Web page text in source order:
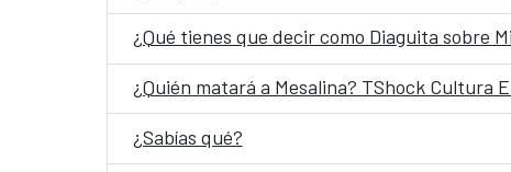
¿Qué tienes que decir como Diaguita sobre
¿Quién matará a Mesalina? TShock Cultura
¿Sabías qué?